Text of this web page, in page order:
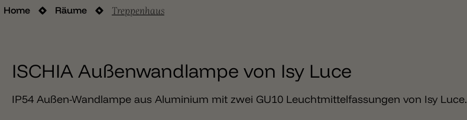
Home Räume Treppenhaus
ISCHIA Außenwandlampe von Isy Luce
IP54 Außen-Wandlampe aus Aluminium mit zwei GU10 Leuchtmittelfassungen von Isy Luce.